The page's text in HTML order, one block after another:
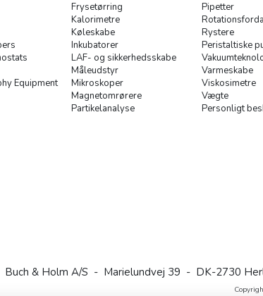
Equipment
Frysetørring
Kalorimetre
Køleskabe
Inkubatorer
LAF- og sikkerhedsskabe
Måleudstyr
Mikroskoper
Magnetomrørere
Partikelanalyse
Pipetter
Rystere
Peristaltiske
Varmeskabe
Viskosimetre
Vægte
Personligt
Buch & Holm A/S - Marielundvej 39 - DK-2730